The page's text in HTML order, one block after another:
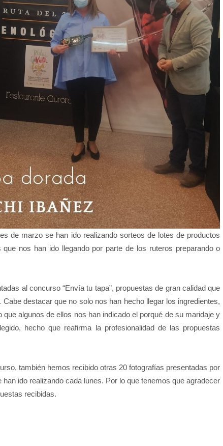
de marzo se han ido realizando sorteos de lotes de productos
nos han ido llegando por parte de los ruteros preparando o
al concurso “Envía tu tapa”, propuestas de gran calidad que
destacar que no solo nos han hecho llegar los ingredientes,
algunos de ellos nos han indicado el porqué de su maridaje y
hecho que reafirma la profesionalidad de las propuestas
también hemos recibido otras 20 fotografías presentadas por
ido realizando cada lunes. Por lo que tenemos que agradecer
recibidas.